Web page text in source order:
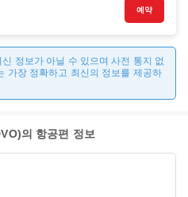
예약
정보가 아닐 수 있으며 사전 통지 없
가장 정확하고 최신의 정보를 제공하
의 항공편 정보